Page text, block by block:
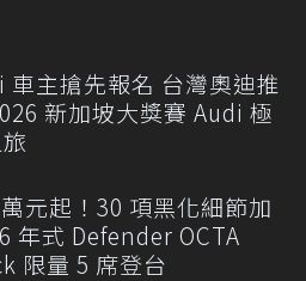
車主搶先報名 台灣奧迪推
新加坡大獎賽 Audi 極
元起！30 項黑化細節加
年式 Defender OCTA
限量 5 席登台